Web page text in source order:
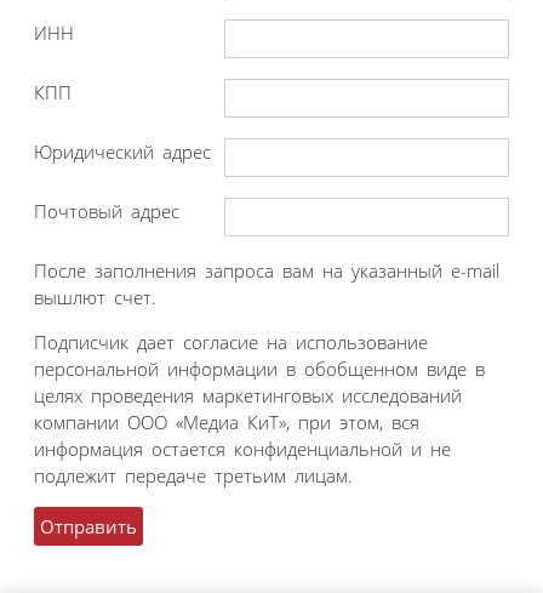
ИНН
КПП
Юридический адрес
Почтовый адрес
После заполнения запроса вам на указанный e-mail
вышлют счет.
Подписчик дает согласие на использование
персональной информации в обобщенном виде в
целях проведения маркетинговых исследований
компании ООО «Медиа КиТ», при этом, вся
информация остается конфиденциальной и не
подлежит передаче третьим лицам.